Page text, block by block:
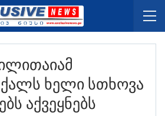
Ხელი Სთხოვა
Აქვეყნებს